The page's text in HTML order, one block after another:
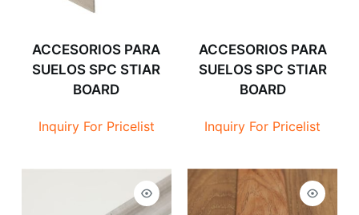
ACCESORIOS PARA
SUELOS SPC STIAR
BOARD
Inquiry For Pricelist
ACCESORIOS PARA
SUELOS SPC STIAR
BOARD
Inquiry For Pricelist